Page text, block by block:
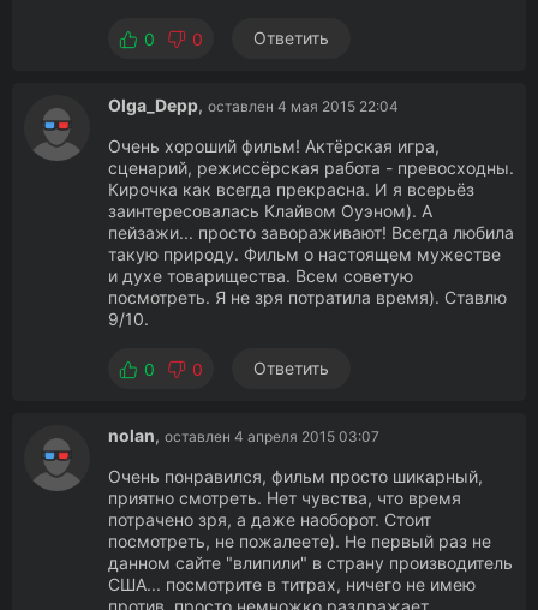
0 0 Ответить
Olga_Depp, оставлен 4 мая 2015 22:04
Очень хороший фильм! Актёрская игра,
сценарий, режиссёрская работа - превосходны.
Кирочка как всегда прекрасна. И я всерьёз
заинтересовалась Клайвом Оуэном). А
пейзажи... просто завораживают! Всегда любила
такую природу. Фильм о настоящем мужестве
и духе товарищества. Всем советую
посмотреть. Я не зря потратила время). Ставлю
9/10.
0 0 Ответить
nolan, оставлен 4 апреля 2015 03:07
Очень понравился, фильм просто шикарный,
приятно смотреть. Нет чувства, что время
потрачено зря, а даже наоборот. Стоит
посмотреть, не пожалеете). Не первый раз не
данном сайте "влипили" в страну производитель
США... посмотрите в титрах, ничего не имею
против, просто немножко раздражает.